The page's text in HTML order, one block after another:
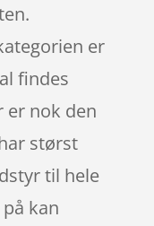
er
findes
er nok den
størst
til hele
kan